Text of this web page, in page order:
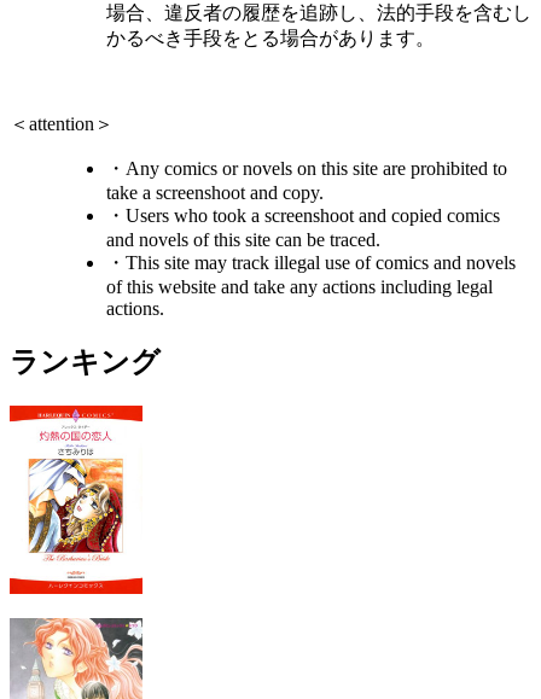
場合、違反者の履歴を追跡し、法的手段を含むし
かるべき手段をとる場合があります。
＜attention＞
・Any comics or novels on this site are prohibited to
take a screenshoot and copy.
・Users who took a screenshoot and copied comics
and novels of this site can be traced.
・This site may track illegal use of comics and novels
of this website and take any actions including legal
actions.
ランキング